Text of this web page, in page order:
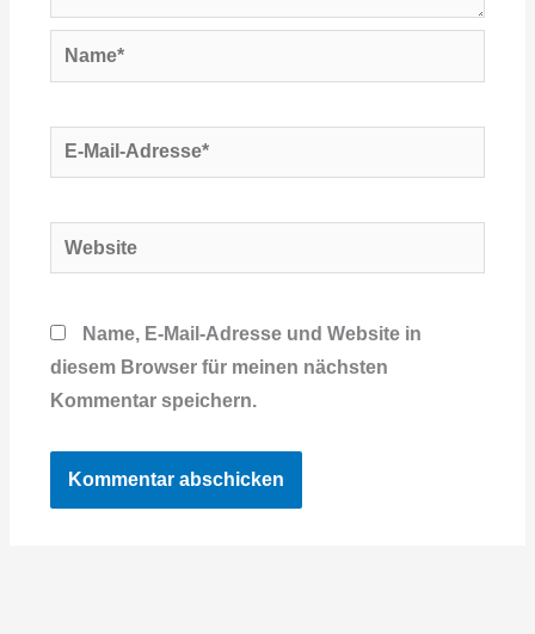
Name*
E-
Mail-
Website
Name, E-Mail-Adresse und Website in
diesem Browser für meinen nächsten
Kommentar speichern.